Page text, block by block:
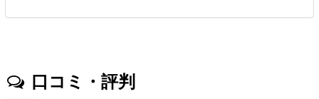
口コミ・評判